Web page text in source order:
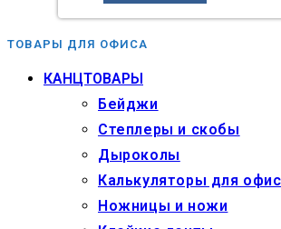
ТОВАРЫ ДЛЯ ОФИСА
КАНЦТОВАРЫ
Бейджи
Степлеры и скобы
Дыроколы
Калькуляторы для
Ножницы и ножи